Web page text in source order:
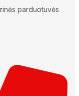
parduotuvės